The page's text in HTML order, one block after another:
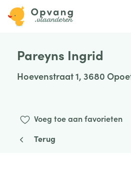
Pareyns Ingrid
Hoevenstraat 1, 3680
Voeg toe aan favorieten
Terug